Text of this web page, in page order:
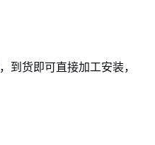
，到货即可直接加工安装，